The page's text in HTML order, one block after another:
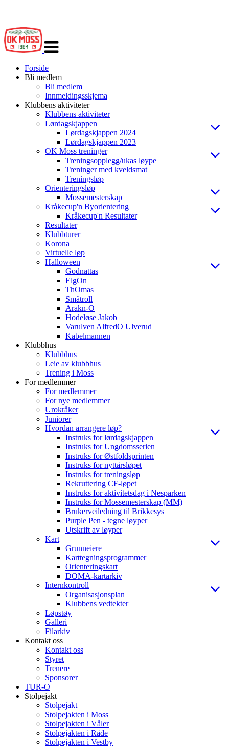
navigasjon
Forside
Bli medlem
Bli medlem
Innmeldingsskjema
Klubbens aktiviteter
Klubbens aktiviteter
Lørdagskjappen
Lørdagskjappen 2024
Lørdagskjappen 2023
OK Moss treninger
Treningsopplegg/ukas løype
Treninger med kveldsmat
Treningsløp
Orienteringsløp
Mossemesterskap
Kråkecup'n Byorientering
Kråkecup'n Resultater
Resultater
Klubbturer
Korona
Virtuelle løp
Halloween
Godnattas
ElgOn
ThOmas
Småtroll
Arakn-O
Hodeløse Jakob
Varulven AlfredO Ulverud
Kabelmannen
Klubbhus
Klubbhus
Leie av klubbhus
Trening i Moss
For medlemmer
For medlemmer
For nye medlemmer
Urokråker
Juniorer
Hvordan arrangere løp?
Instruks for lørdagskjappen
Instruks for Ungdomsserien
Instruks for Østfoldsprinten
Instruks for nyttårsløpet
Instruks for treningsløp
Rekruttering CF-løpet
Instruks for aktivitetsdag i Nesparken
Instruks for Mossemesterskap (MM)
Brukerveiledning til Brikkesys
Purple Pen - tegne løyper
Utskrift av løyper
Kart
Grunneiere
Karttegningsprogrammer
Orienteringskart
DOMA-kartarkiv
Internkontroll
Organisasjonsplan
Klubbens vedtekter
Løpstøy
Galleri
Filarkiv
Kontakt oss
Kontakt oss
Styret
Trenere
Sponsorer
TUR-O
Stolpejakt
Stolpejakt
Stolpejakten i Moss
Stolpejakten i Våler
Stolpejakten i Råde
Stolpejakten i Vestby